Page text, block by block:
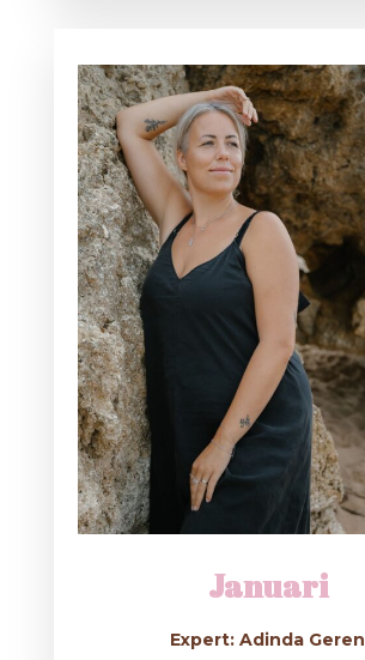
Januari
Expert: Adinda Geren